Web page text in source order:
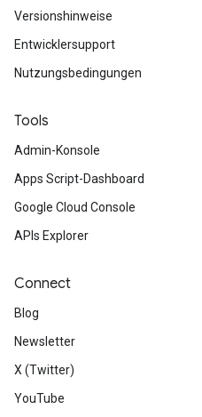
Versionshinweise
Entwicklersupport
Nutzungsbedingungen
Tools
Admin-Konsole
Apps Script-Dashboard
Google Cloud Console
APIs Explorer
Connect
Blog
Newsletter
X (Twitter)
YouTube